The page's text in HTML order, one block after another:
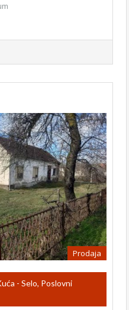
Prodaja
- Selo, Poslovni